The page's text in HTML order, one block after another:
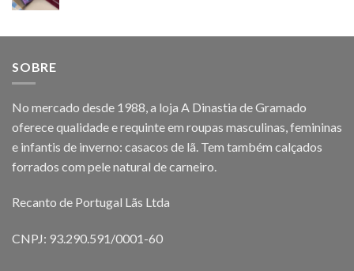
SOBRE
No mercado desde 1988, a loja A Dinastia de Gramado
oferece qualidade e requinte em roupas masculinas, femininas
e infantis de inverno: casacos de lã. Tem também calçados
forrados com pele natural de carneiro.
Recanto de Portugal Lãs Ltda
CNPJ: 93.290.591/0001-60